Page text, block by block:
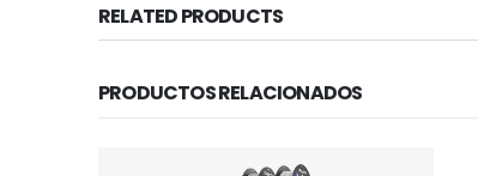
RELATED PRODUCTS
PRODUCTOS RELACIONADOS